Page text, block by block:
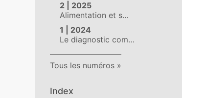
2 | 2025
Alimentation et s…
1 | 2024
Le diagnostic com…
Tous les numéros
Index